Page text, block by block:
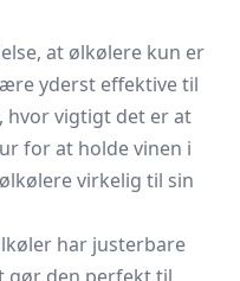
at ølkølere kun er
yderst effektive til
hvor vigtigt det er at
for at holde vinen i
virkelig til sin
har justerbare